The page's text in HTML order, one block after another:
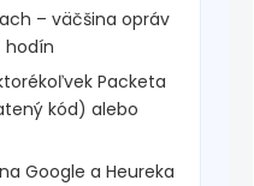
– väčšina opráv
hodín
Packeta
kód) alebo
Google a Heureka